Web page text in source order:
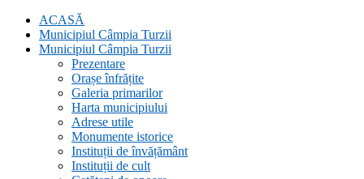
ACASĂ
Municipiul Câmpia Turzii
Municipiul Câmpia Turzii
Prezentare
Orașe înfrățite
Galeria primarilor
Harta municipiului
Adrese utile
Monumente istorice
Instituții de învățământ
Instituții de cult